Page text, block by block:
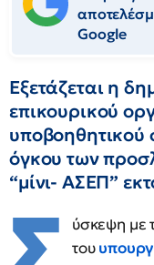
Google
Εξετάζεται η
επικουρικού
υποβοηθητικού
όγκου των
“μίνι- ΑΣΕΠ”
ύσκεψη με
του